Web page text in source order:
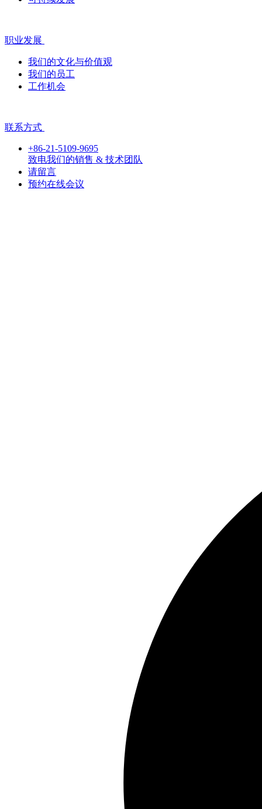
职业发展
我们的文化与价值观
我们的员工
工作机会
联系方式
+86-21-5109-9695
致电我们的销售 & 技术团队
请留言
预约在线会议